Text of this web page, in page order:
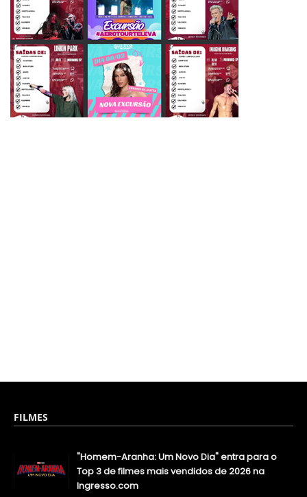
FILMES
"Homem-Aranha: Um Novo Dia" entra para o
Top 3 de filmes mais vendidos de 2026 na
Ingresso.com